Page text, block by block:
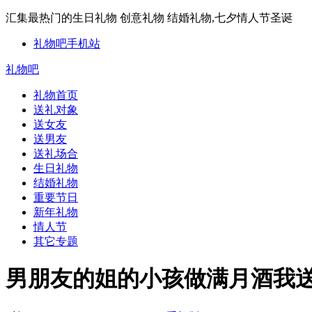
汇集最热门的生日礼物 创意礼物 结婚礼物,七夕情人节圣诞
礼物吧手机站
礼物吧
礼物首页
送礼对象
送女友
送男友
送礼场合
生日礼物
结婚礼物
重要节日
新年礼物
情人节
其它专题
男朋友的姐的小孩做满月酒我